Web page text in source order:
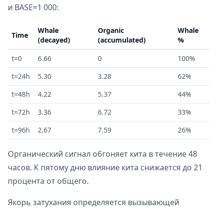
и BASE=1 000:
Time
Whale
(decayed)
Organic
(accumulated)
Whale
%
t=0
6.66 0
100%
t=24h
5.30 3.28
62%
t=48h
4.22 5.37
44%
t=72h
3.36 6.72
33%
t=96h
2.67 7.59 26%
Органический сигнал обгоняет кита в течение 48
часов. К пятому дню влияние кита снижается до 21
процента от общего.
Якорь затухания определяется вызывающей